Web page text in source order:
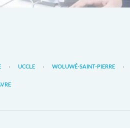
UCCLE WOLUWÉ-SAINT-PIERRE